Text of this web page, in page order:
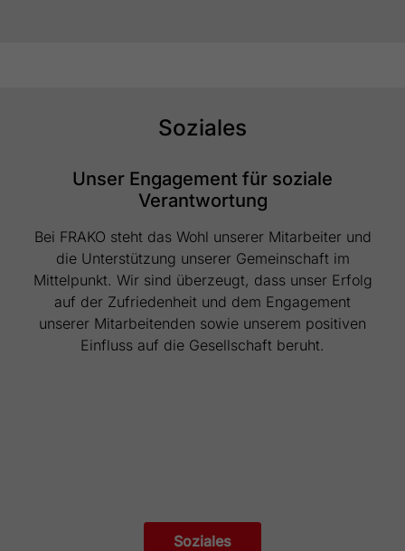
Soziales
Unser Engagement für soziale
Verantwortung
Bei FRAKO steht das Wohl unserer Mitarbeiter und
die Unterstützung unserer Gemeinschaft im
Mittelpunkt. Wir sind überzeugt, dass unser Erfolg
auf der Zufriedenheit und dem Engagement
unserer Mitarbeitenden sowie unserem positiven
Einfluss auf die Gesellschaft beruht.
Soziales